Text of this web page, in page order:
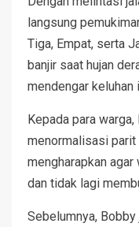
langsung
Tiga, Empat, serta
banjir saat hujan
mendengar keluhan
Kepada para
menormalisasi
mengharapkan
dan tidak lagi
Sebelumnya,